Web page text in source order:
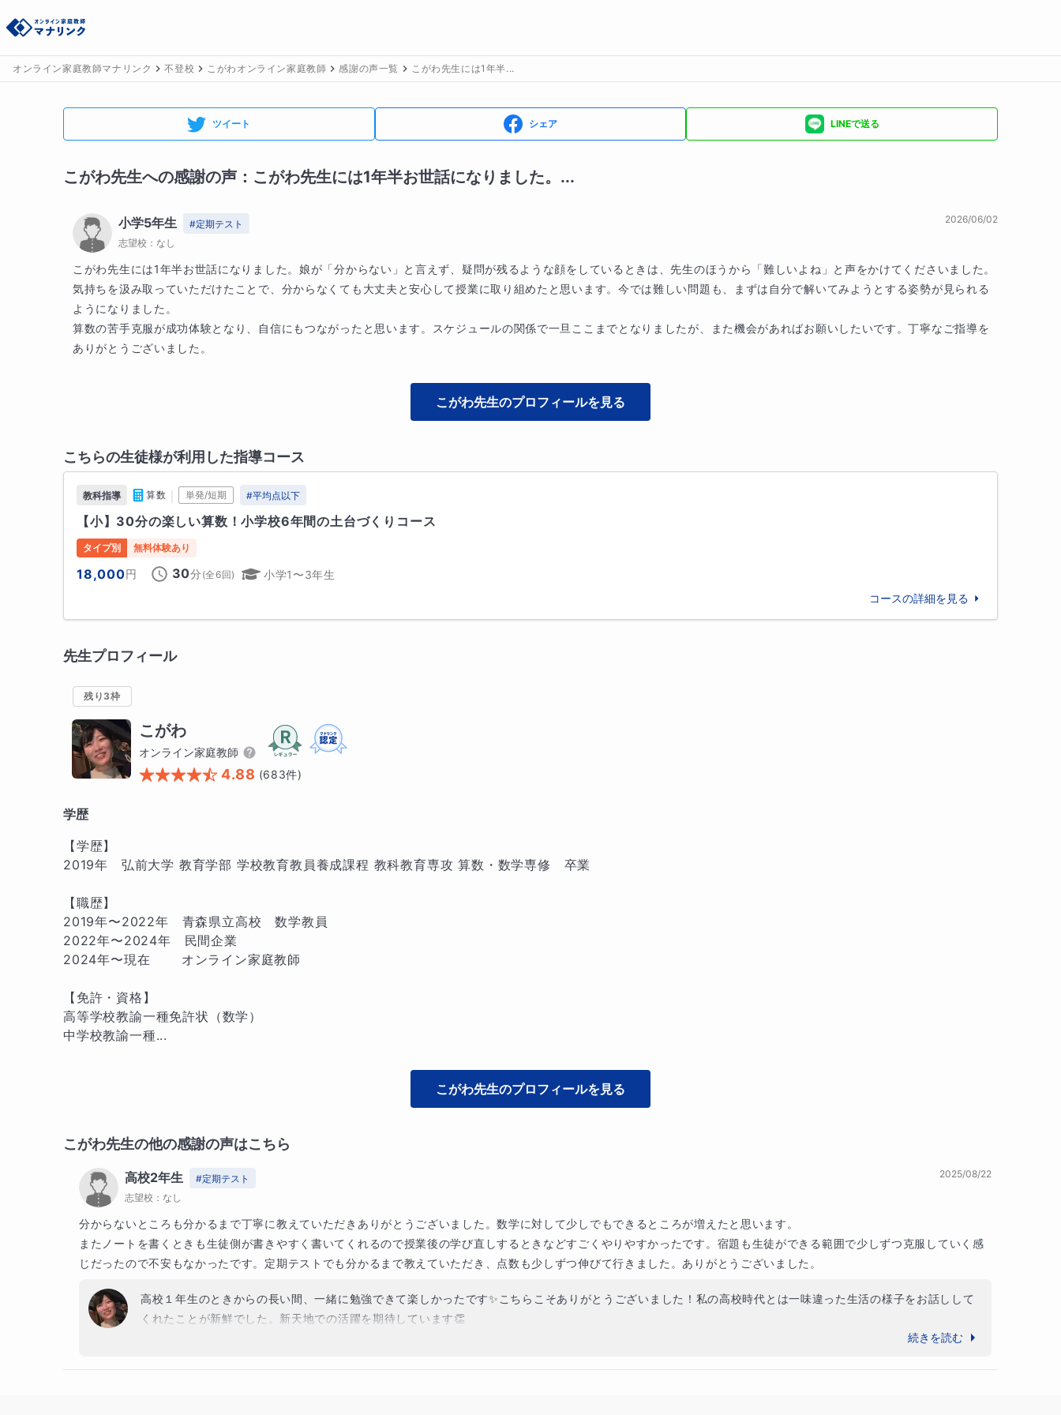
オンライン家庭教師マナリンク 不登校 こがわオンライン家庭教師 感謝の声一覧 こがわ先生には1年半...
ツイート シェア LINEで送る
こがわ先生への感謝の声： こがわ先生には1年半お世話になりました。...
小学5年生 #定期テスト
志望校： なし
2026/06/02
こがわ先生には1年半お世話になりました。娘が「分からない」と言えず、疑問が残るような顔をしているときは、先生のほうから「難しいよね」と声をかけてくださいました。
気持ちを汲み取っていただけたことで、分からなくても大丈夫と安心して授業に取り組めたと思います。今では難しい問題も、まずは自分で解いてみようとする姿勢が見られる
ようになりました。
算数の苦手克服が成功体験となり、自信にもつながったと思います。スケジュールの関係で一旦ここまでとなりましたが、また機会があればお願いしたいです。丁寧なご指導を
ありがとうございました。
こがわ先生のプロフィールを見る
こちらの生徒様が利用した指導コース
教科指導 算数 単発/短期 #平均点以下
【小】30分の楽しい算数！小学校6年間の土台づくりコース
タイプ別 無料体験あり
18,000円 30分 (全6回)
小学1〜3年生
コースの詳細を見る
先生プロフィール
残り3枠
こがわ
オンライン家庭教師
4.88 (683件)
学歴
【学歴】
2019年　弘前大学 教育学部 学校教育教員養成課程 教科教育専攻 算数・数学専修　卒業
【職歴】
2019年〜2022年　青森県立高校　数学教員
2022年〜2024年　民間企業
2024年〜現在　　 オンライン家庭教師
【免許・資格】
高等学校教諭一種免許状（数学）
中学校教諭一種...
こがわ先生のプロフィールを見る
こがわ先生の他の感謝の声はこちら
高校2年生 #定期テスト
志望校： なし
2025/08/22
分からないところも分かるまで丁寧に教えていただきありがとうございました。数学に対して少しでもできるところが増えたと思います。
またノートを書くときも生徒側が書きやすく書いてくれるので授業後の学び直しするときなどすごくやりやすかったです。宿題も生徒ができる範囲で少しずつ克服していく感
じだったので不安もなかったです。定期テストでも分かるまで教えていただき、点数も少しずつ伸びて行きました。ありがとうございました。
高校１年生のときからの長い間、一緒に勉強できて楽しかったです✨こちらこそありがとうございました！私の高校時代とは一味違った生活の様子をお話しして
くれたことが新鮮でした。新天地での活躍を期待しています👏
続きを読む